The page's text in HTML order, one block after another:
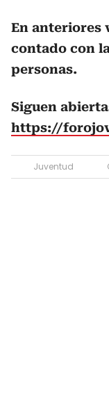
En anteriores
contado con
personas.
Siguen
https://
Juventud